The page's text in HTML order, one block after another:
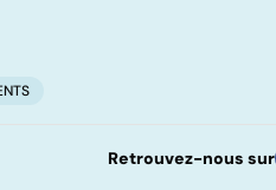
Retrouvez-nous sur